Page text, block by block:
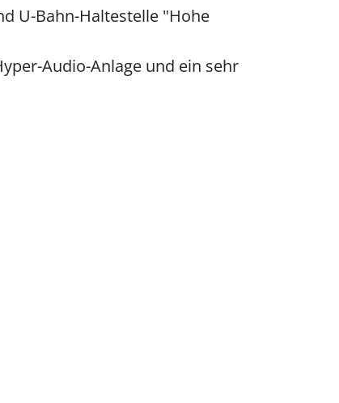
U-Bahn-Haltestelle "Hohe
Audio-Anlage und ein sehr